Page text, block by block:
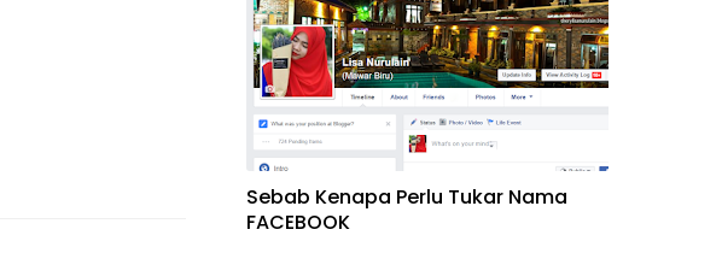
Sebab Kenapa Perlu Tukar Nama
FACEBOOK